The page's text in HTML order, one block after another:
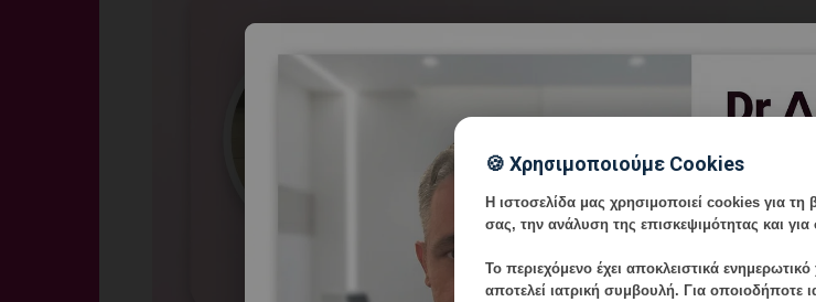
🍪 Χρησιμοποιούμε Cookies
Η ιστοσελίδα μας χρησιμοποιεί cookies για τη
σας, την ανάλυση της επισκεψιμότητας και
Το περιεχόμενο έχει αποκλειστικά
αποτελεί ιατρική συμβουλή. Για οποιοδήποτε